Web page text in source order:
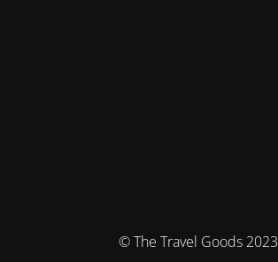
© The Travel Goods 2023